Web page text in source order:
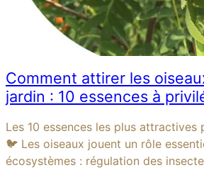
Comment attirer les
jardin : 10 essences à
Les 10 essences les plus attractives
🐦 Les oiseaux jouent un rôle
écosystèmes : régulation des